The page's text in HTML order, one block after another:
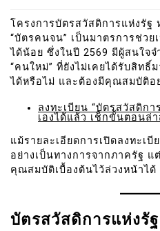
โครงการบัตรสวัสดิการแห่งรั
“บัตรคนจน” เป็นมาตรการช่ว
ได้น้อย ซึ่งในปี 2569 มีผู้สนใจ
“คนใหม่” ที่ยังไม่เคยได้รับสิทธิ์
ได้หรือไม่ และต้องมีคุณสมบัติอ
ลงทะเบียน “บัตรสวัสดิก
เองได้แล้ว เช็กขั้นตอนล่
แม้รายละเอียดการเปิดลงทะเ
อย่างเป็นทางการจากภาครัฐ
คุณสมบัติเบื้องต้นไว้ล่วงหน้าได้
บัตรสวัสดิการแห่งรั